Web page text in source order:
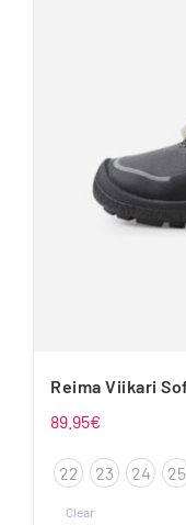
Reima Viikari
89.95€
22 23 24 25
Clear